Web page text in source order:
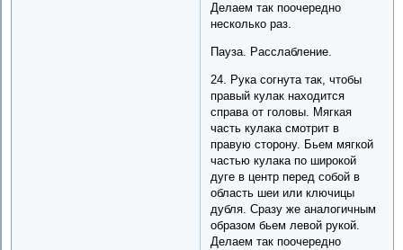
Делаем так поочередно
несколько раз.
Пауза. Расслабление.
24. Рука согнута так, чтобы
правый кулак находится
справа от головы. Мягкая
часть кулака смотрит в
правую сторону. Бьем мягкой
частью кулака по широкой
дуге в центр перед собой в
область шеи или ключицы
дубля. Сразу же аналогичным
образом бьем левой рукой.
Делаем так поочередно